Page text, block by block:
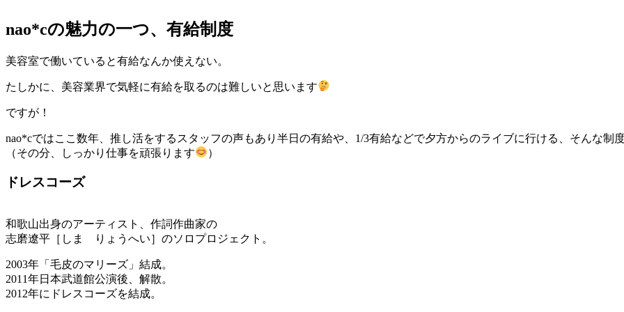
nao*cの魅力の一つ、有給制度
美容室で働いていると有給なんか使えない。
たしかに、美容業界で気軽に有給を取るのは難しいと思います
ですが！
nao*cではここ数年、推し活をするスタッフの声もあり半日の有給や、1/3有給などで夕方からのライブに行ける、そんな制
（その分、しっかり仕事を頑張ります
）
ドレスコーズ
和歌山出身のアーティスト、作詞作曲家の
志磨遼平［しま りょうへい］のソロプロジェクト。
2003年「毛皮のマリーズ」結成。
2011年日本武道館公演後、解散。
2012年にドレスコーズを結成。